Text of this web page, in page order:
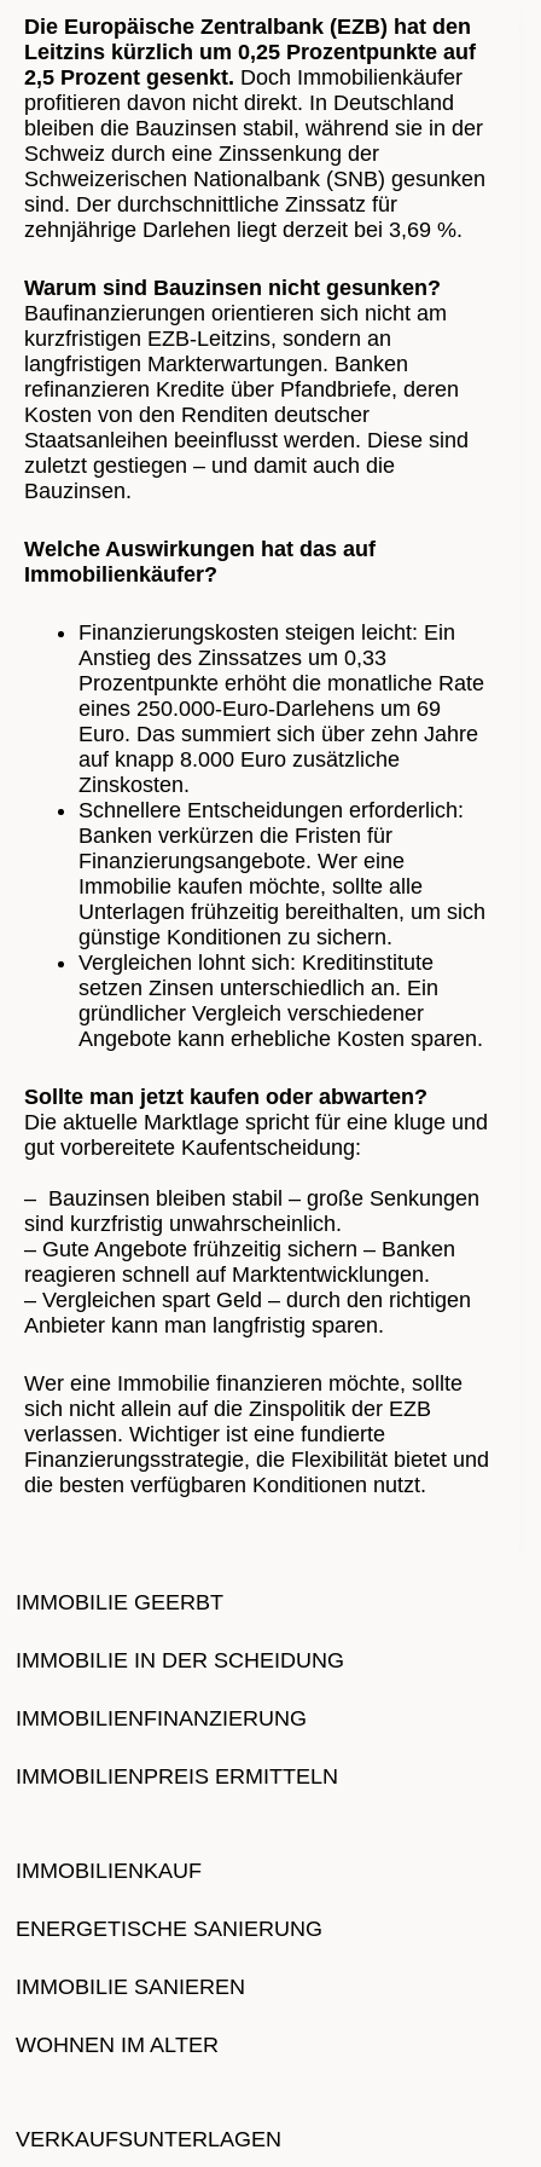
Die Europäische Zentralbank (EZB) hat den
Leitzins kürzlich um 0,25 Prozentpunkte auf
2,5 Prozent gesenkt. Doch Immobilienkäufer
profitieren davon nicht direkt. In Deutschland
bleiben die Bauzinsen stabil, während sie in der
Schweiz durch eine Zinssenkung der
Schweizerischen Nationalbank (SNB) gesunken
sind. Der durchschnittliche Zinssatz für
zehnjährige Darlehen liegt derzeit bei 3,69 %.
Warum sind Bauzinsen nicht gesunken?
Baufinanzierungen orientieren sich nicht am
kurzfristigen EZB-Leitzins, sondern an
langfristigen Markterwartungen. Banken
refinanzieren Kredite über Pfandbriefe, deren
Kosten von den Renditen deutscher
Staatsanleihen beeinflusst werden. Diese sind
zuletzt gestiegen – und damit auch die
Bauzinsen.
Welche Auswirkungen hat das auf
Immobilienkäufer?
Finanzierungskosten steigen leicht: Ein
Anstieg des Zinssatzes um 0,33
Prozentpunkte erhöht die monatliche Rate
eines 250.000-Euro-Darlehens um 69
Euro. Das summiert sich über zehn Jahre
auf knapp 8.000 Euro zusätzliche
Zinskosten.
Schnellere Entscheidungen erforderlich:
Banken verkürzen die Fristen für
Finanzierungsangebote. Wer eine
Immobilie kaufen möchte, sollte alle
Unterlagen frühzeitig bereithalten, um sich
günstige Konditionen zu sichern.
Vergleichen lohnt sich: Kreditinstitute
setzen Zinsen unterschiedlich an. Ein
gründlicher Vergleich verschiedener
Angebote kann erhebliche Kosten sparen.
Sollte man jetzt kaufen oder abwarten?
Die aktuelle Marktlage spricht für eine kluge und
gut vorbereitete Kaufentscheidung:
– Bauzinsen bleiben stabil – große Senkungen
sind kurzfristig unwahrscheinlich.
– Gute Angebote frühzeitig sichern – Banken
reagieren schnell auf Marktentwicklungen.
– Vergleichen spart Geld – durch den richtigen
Anbieter kann man langfristig sparen.
Wer eine Immobilie finanzieren möchte, sollte
sich nicht allein auf die Zinspolitik der EZB
verlassen. Wichtiger ist eine fundierte
Finanzierungsstrategie, die Flexibilität bietet und
die besten verfügbaren Konditionen nutzt.
IMMOBILIE GEERBT
IMMOBILIE IN DER SCHEIDUNG
IMMOBILIENFINANZIERUNG
IMMOBILIENPREIS ERMITTELN
IMMOBILIENKAUF
ENERGETISCHE SANIERUNG
IMMOBILIE SANIEREN
WOHNEN IM ALTER
VERKAUFSUNTERLAGEN